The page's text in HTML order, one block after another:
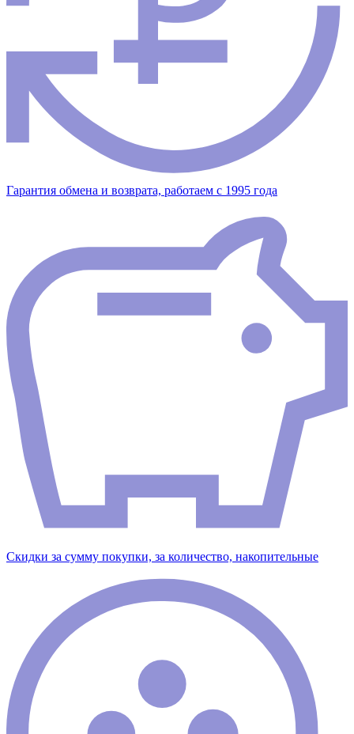
Гарантия обмена и возврата, работаем с 1995 года
Скидки за сумму покупки, за количество, накопительные